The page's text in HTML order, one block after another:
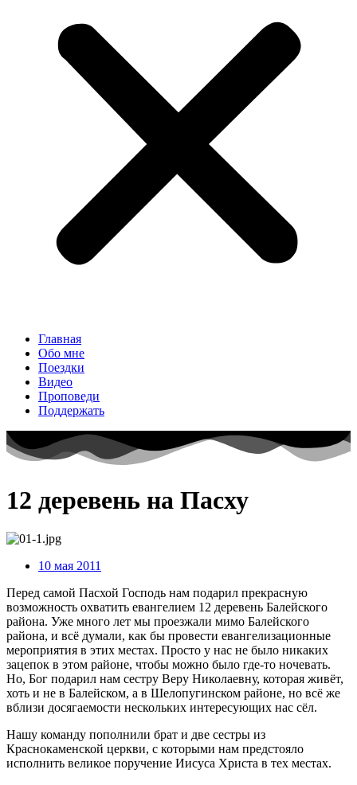
Главная
Обо мне
Поездки
Видео
Проповеди
Поддержать
12 деревень на Пасху
10 мая 2011
Перед самой Пасхой Господь нам подарил прекрасную
возможность охватить евангелием 12 деревень Балейского
района. Уже много лет мы проезжали мимо Балейского
района, и всё думали, как бы провести евангелизационные
мероприятия в этих местах. Просто у нас не было никаких
зацепок в этом районе, чтобы можно было где-то ночевать.
Но, Бог подарил нам сестру Веру Николаевну, которая живёт,
хоть и не в Балейском, а в Шелопугинском районе, но всё же
вблизи досягаемости нескольких интересующих нас сёл.
Нашу команду пополнили брат и две сестры из
Краснокаменской церкви, с которыми нам предстояло
исполнить великое поручение Иисуса Христа в тех местах.